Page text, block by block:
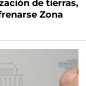
de tierras,
Zona